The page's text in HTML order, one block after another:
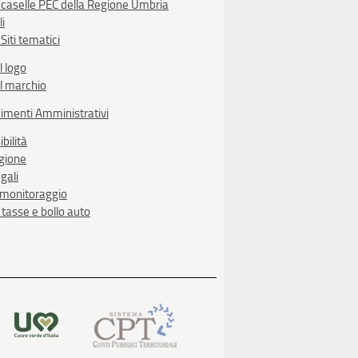
PEC della Regione Umbria
tematici
logo
marchio
Amministrativi
e bollo auto